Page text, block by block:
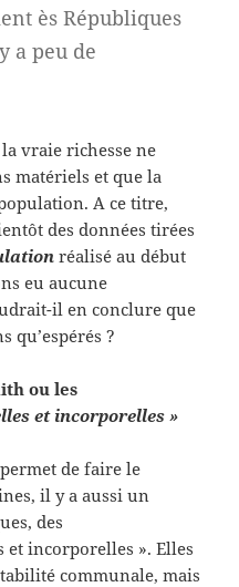
ès Républiques
a peu de
vraie richesse ne
matériels et que la
A ce titre,
des données tirées
réalisé au début
eu aucune
il en conclure que
qu’espérés ?
ou les
et incorporelles »
de faire le
il y a aussi un
des
incorporelles ». Elles
communale, mais